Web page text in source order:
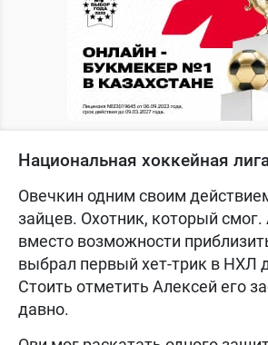
Национальная хоккейная
Овечкин одним своим
зайцев. Охотник, который
вместо возможности
выбрал первый хет-трик в НХЛ
Стоить отметить Алексей его
давно.